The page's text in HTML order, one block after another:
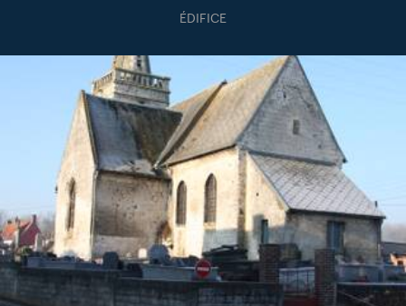
ÉDIFICE